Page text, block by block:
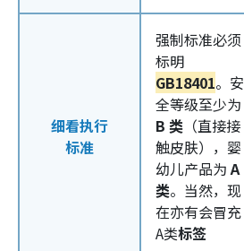
细看执行
标准
强制标准必须
标明
GB18401。安
全等级至少为
B 类 （直接接
触皮肤），婴
幼儿产品为A
类。当然，现
在亦有会冒充
A类标签